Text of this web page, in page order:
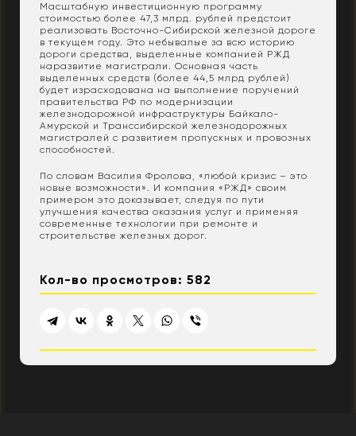
Масштабную инвестиционную программу
стоимостью более 47,3 млрд. рублей предстоит
реализовать Восточно-Сибирской железной дороге
в текущем году. Это небывалые за всю историю
дороги средства, выделенные компанией РЖД
наразвитие магистрали. Основная часть
выделенных средств (более 44,5 млрд рублей)
будет израсходована на выполнение поручений
правительства РФ по модернизации
железнодорожной инфраструктуры Байкало-
Амурской и Транссибирской железнодорожных
магистралей с развитием пропускных и провозных
способностей.
По словам Василия Фролова, «любой кризис – это
новые возможности». И компания «РЖД» своим
примером это доказывает, следуя по пути
улучшения качества оказания услуг и применяя
современные технологии при ремонте и
строительстве железных дорог.
Кол-во просмотров: 582